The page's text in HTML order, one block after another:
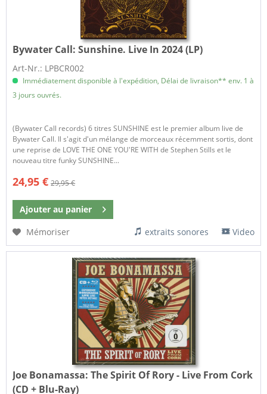
Bywater Call:Sunshine. Live In 2024 (LP)
Art-Nr.: LPBCR002
Immédiatement disponible à l'expédition, Délai de livraison** env. 1 à
3 jours ouvrés.
(Bywater Call records) 6 titres SUNSHINE est le premier album live de
Bywater Call. Il s'agit d'un mélange de morceaux récemment sortis, dont
une reprise de LOVE THE ONE YOU'RE WITH de Stephen Stills et le
nouveau titre funky SUNSHINE...
24,95 € 29,95 €
Ajouter au panier
Mémoriser
extraits sonores Video
Joe Bonamassa:The Spirit Of Rory - Live From Cork
(CD + Blu-Ray)